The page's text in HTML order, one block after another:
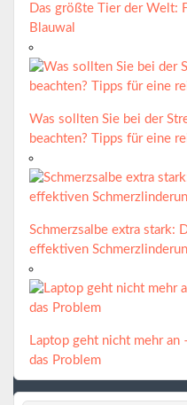
Das größte Tier der Welt:
Blauwal
Was sollten Sie bei der
beachten? Tipps für eine
Schmerzsalbe extra stark:
effektiven
Laptop geht nicht mehr an
das Problem